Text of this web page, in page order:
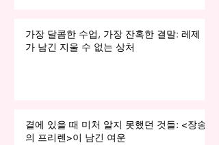
가장 달콤한 수업, 가장 잔혹한 결말: 레제
가 남긴 지울 수 없는 상처
곁에 있을 때 미처 알지 못했던 것들: <장송
의 프리렌>이 남긴 여운